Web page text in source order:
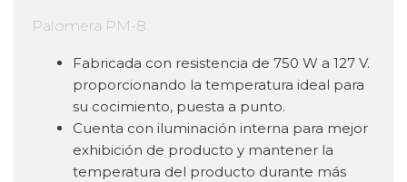
Palomera PM-8
Fabricada con resistencia de 750 W a 127 V.
proporcionando la temperatura ideal para
su cocimiento, puesta a punto.
Cuenta con iluminación interna para mejor
exhibición de producto y mantener la
temperatura del producto durante más